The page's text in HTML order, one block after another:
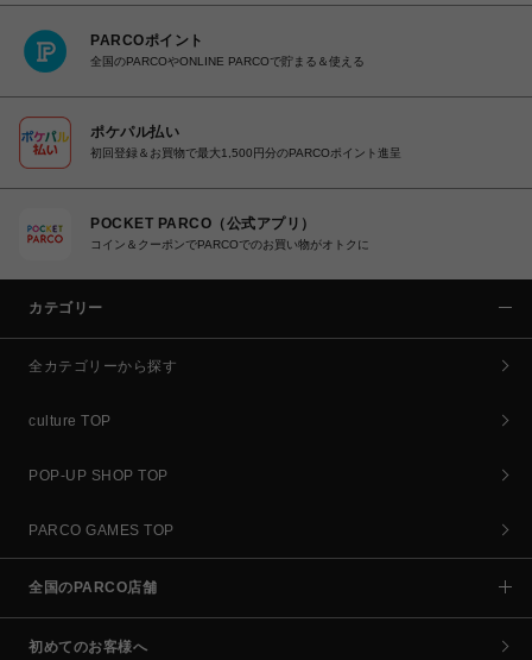
PARCOポイント
全国のPARCOやONLINE PARCOで貯まる＆使える
ポケパル払い
初回登録＆お買物で最大1,500円分のPARCOポイント進呈
POCKET PARCO（公式アプリ）
コイン＆クーポンでPARCOでのお買い物がオトクに
カテゴリー
全カテゴリーから探す
culture TOP
POP-UP SHOP TOP
PARCO GAMES TOP
全国のPARCO店舗
初めてのお客様へ